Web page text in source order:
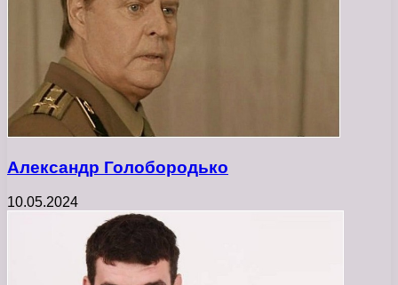
Александр Голобородько
10.05.2024